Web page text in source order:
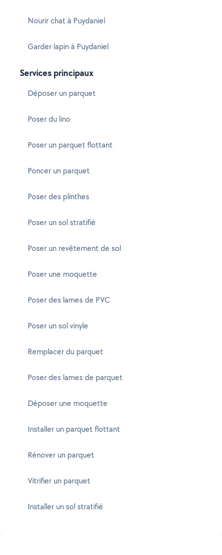
Nourir chat à Puydaniel
Garder lapin à Puydaniel
Services principaux
Déposer un parquet
Poser du lino
Poser un parquet flottant
Poncer un parquet
Poser des plinthes
Poser un sol stratifié
Poser un revêtement de sol
Poser une moquette
Poser des lames de PVC
Poser un sol vinyle
Remplacer du parquet
Poser des lames de parquet
Déposer une moquette
Installer un parquet flottant
Rénover un parquet
Vitrifier un parquet
Installer un sol stratifié